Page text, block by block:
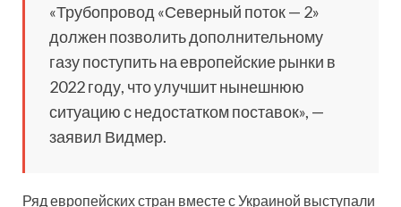
«Трубопровод «Северный поток — 2»
должен позволить дополнительному
газу поступить на европейские рынки в
2022 году, что улучшит нынешнюю
ситуацию с недостатком поставок», —
заявил Видмер.
Ряд европейских стран вместе с Украиной выступали